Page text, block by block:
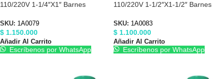
110/220V 1-1/4″X1″ Barnes
SKU: 1A0079
$ 1.150.000
Añadir Al Carrito
Escríbenos por WhatsApp
110/220V 1-1/2″X1-1/2″ Barnes
SKU: 1A0083
$ 1.100.000
Añadir Al Carrito
Escríbenos por WhatsApp